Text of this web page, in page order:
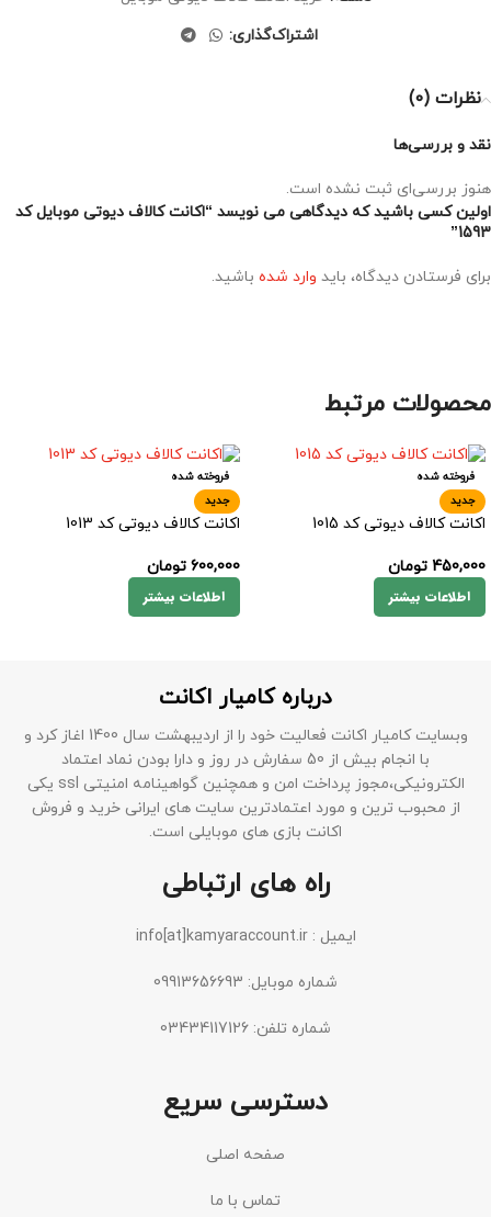
اشتراک‌گذاری:
نظرات (0)
نقد و بررسی‌ها
هنوز بررسی‌ای ثبت نشده است.
اولین کسی باشید که دیدگاهی می نویسد “اکانت کالاف دیوتی موبایل کد
1593”
برای فرستادن دیدگاه، باید وارد شده باشید.
محصولات مرتبط
فروخته شده
جدید
اکانت کالاف دیوتی کد 1015
450,000 تومان
اطلاعات بیشتر
فروخته شده
جدید
اکانت کالاف دیوتی کد 1013
600,000 تومان
اطلاعات بیشتر
درباره کامیار اکانت
وبسایت کامیار اکانت فعالیت خود را از اردیبهشت سال 1400 اغاز کرد و
با انجام بیش از 50 سفارش در روز و دارا بودن نماد اعتماد
الکترونیکی،مجوز پرداخت امن و همچنین گواهینامه امنیتی ssl یکی
از محبوب ترین و مورد اعتمادترین سایت های ایرانی خرید و فروش
اکانت بازی های موبایلی است.
راه های ارتباطی
ایمیل : info[at]kamyaraccount.ir
شماره موبایل: 09913656693
شماره تلفن: 03434117126
دسترسی سریع
صفحه اصلی
تماس با ما